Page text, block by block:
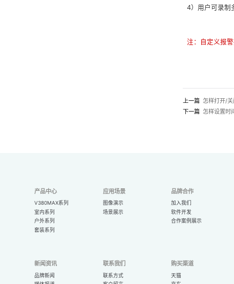
4）用户可录制
注：自定义报
上一篇 怎样打开/关
下一篇 怎样设置时
产品中心
V380MAX系列
室内系列
户外系列
套装系列
应用场景
图像演示
场景展示
品牌合作
加入我们
软件开发
合作案例展示
新闻资讯
品牌新闻
联系我们
联系方式
购买渠道
天猫